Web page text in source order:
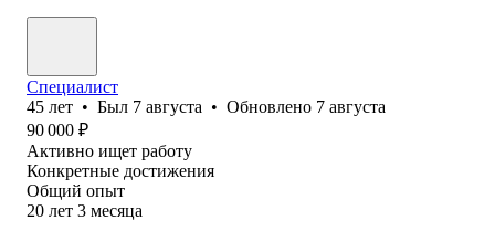
Специалист
45 лет • Был 7 августа • Обновлено 7 августа
90 000 ₽
Активно ищет работу
Конкретные достижения
Общий опыт
20 лет 3 месяца